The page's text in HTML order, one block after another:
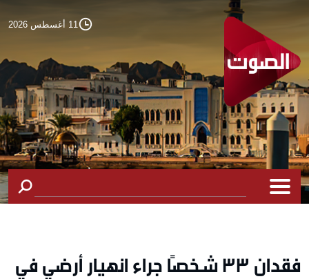
11 أغسطس 2026
فقدان 33 شخصًا جراء انهيار أرضي في